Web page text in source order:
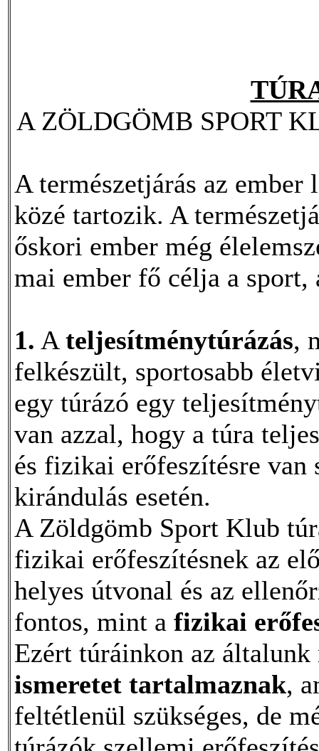
A ZÖLDGÖMB SPORT
A természetjárás az ember
közé tartozik. A
őskori ember még
mai ember fő célja a sport,
1. A teljesítménytúrázás,
felkészült, sportosabb
egy túrázó egy
van azzal, hogy a túra
és fizikai erőfeszítésre
kirándulás esetén.
A Zöldgömb Sport Klub
fizikai erőfeszítésnek az
helyes útvonal és az
fontos, mint a fizikai
Ezért túráinkon az
ismeretet tartalmaznak,
feltétlenül szükséges, de